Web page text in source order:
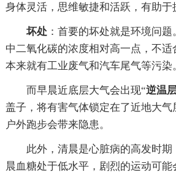
身体灵活，思维敏捷和活跃，有助于
坏处 ：首要的坏处就是环境问
中二氧化碳的浓度相对高一点，不适
本来就有工业废气和汽车尾气等污染
而早晨近底层大气会出现“逆温
盖子，将有害气体锁定在了近地大
户外跑步会带来隐患。
此外，清晨是心脏病的高发时
晨血糖处于低水平，剧烈的运动可能